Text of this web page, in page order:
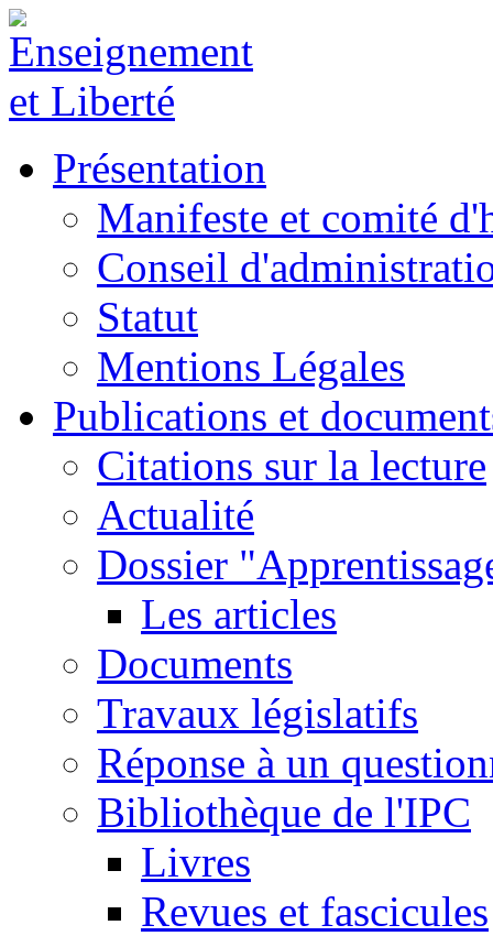
Présentation
Manifeste et comité
Conseil
Statut
Mentions Légales
Publications et
Citations sur la lecture
Actualité
Dossier
Les articles
Documents
Travaux législatifs
Réponse à un
Bibliothèque de l'IPC
Livres
Revues et fascicules